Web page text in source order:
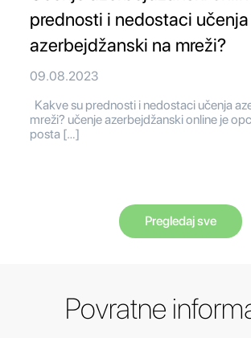
prednosti i nedostaci učenja
azerbejdžanski na mreži?
09.08.2023
Kakve su prednosti i nedostaci učenja
mreži? učenje azerbejdžanski online je
posta […]
Pregledaj sve
Povratne